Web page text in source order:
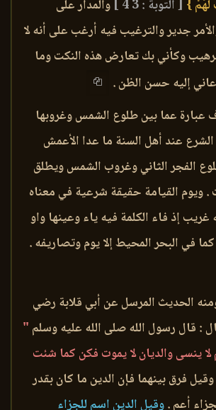
لَهُمْ } [ التوبة : 3 4 ]
والمدار على
جدير والترغيب فيه أرغب على أنه لا
وكأني بك تعارض هذه النكت وما
إليه حسن الظن .
عبارة عما بين طلوع الشمس وغروبها
عند أهل السنة ما عدا الأعمش
الفجر الثاني وغروب الشمس ويطلق
ويوم القيامة حقيقة شرعية في معناه
إذ فاء الكلمة فيه ياء وعينها واو
في البحر المحيط إلا يوم وتصاريفه .
الحديث المرسل عن أبي قلابة رضي
: قال رسول الله صلى الله عليه وسلم "
لا ينسى والديان لا يموت فكن كما شئت
وقيل فرق بينهما فإن الدين ما كان بقدر
أعم .وقيل الدين اسم للجزاء